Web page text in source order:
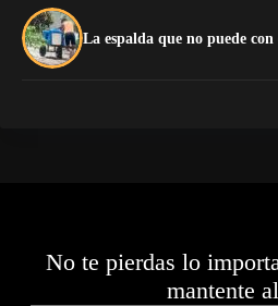
La espalda que no puede con
No te pierdas lo
mantente